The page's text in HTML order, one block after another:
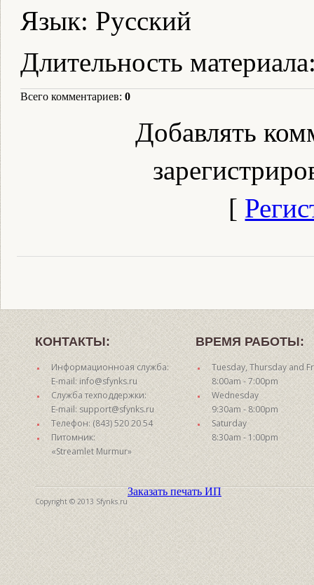
Язык: Русский
Длительность материала
Всего комментариев: 0
Добавлять
[
КОНТАКТЫ:
Информационноая служба:
E-mail: info@sfynks.ru
Служба техподдержки:
E-mail: support@sfynks.ru
Телефон: (843) 520 20 54
Питомник:
«Streamlet Murmur»
ВРЕМЯ РАБОТЫ:
Tuesday, Thursday and
8:00am - 7:00pm
Wednesday
9:30am - 8:00pm
Saturday
8:30am - 1:00pm
Copyright © 2013 Sfynks.ru
Заказать печать ИП